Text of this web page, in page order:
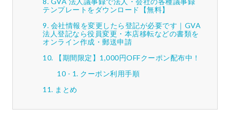
テンプレートをダウンロード【無料】
会社情報を変更したら登記が必要です｜GVA
法人登記なら役員変更・本店移転などの書類を
オンライン作成・郵送申請
【期間限定】1,000円OFFクーポン配布中！
クーポン利用手順
まとめ